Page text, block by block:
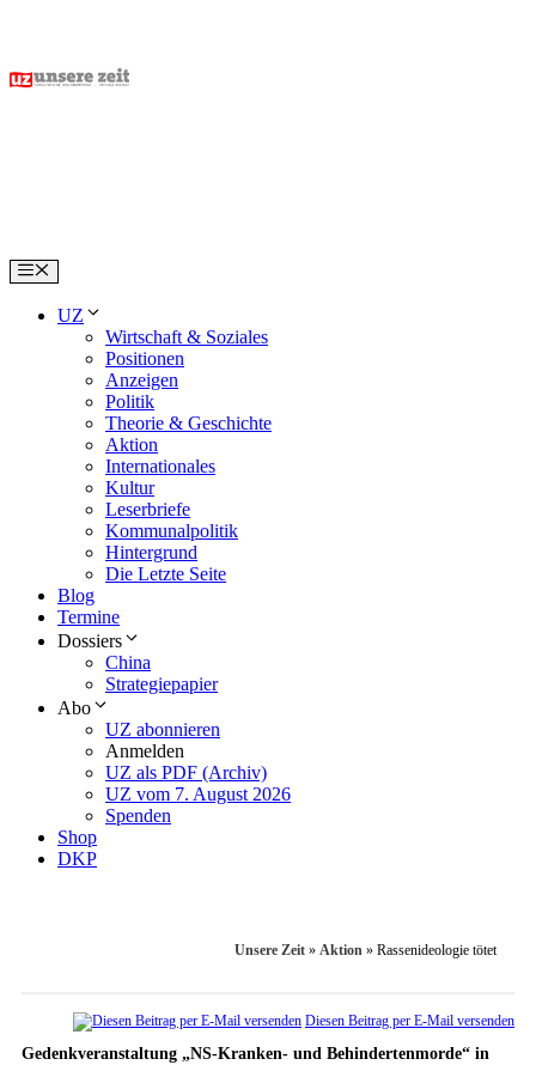
content
Menu
UZ
Wirtschaft & Soziales
Positionen
Anzeigen
Politik
Theorie & Geschichte
Aktion
Internationales
Kultur
Leserbriefe
Kommunalpolitik
Hintergrund
Die Letzte Seite
Blog
Termine
Dossiers
China
Strategiepapier
Abo
UZ abonnieren
Anmelden
UZ als PDF (Archiv)
UZ vom 7. August 2026
Spenden
Shop
DKP
Unsere Zeit » Aktion » Rassenideologie tötet
Diesen Beitrag per E-Mail versenden
Gedenkveranstaltung „NS-Kranken- und Behindertenmorde“ in